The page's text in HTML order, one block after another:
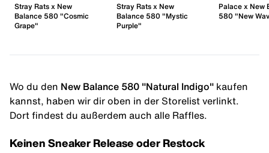
Stray Rats x New
Balance 580 "Cosmic
Grape"
Stray Rats x New
Balance 580 "Mystic
Purple"
Palace x New
580 "New
Wo du den New Balance 580 "Natural Indigo" kaufen
kannst, haben wir dir oben in der Storelist verlinkt.
Dort findest du außerdem auch alle Raffles.
Keinen Sneaker Release oder Restock